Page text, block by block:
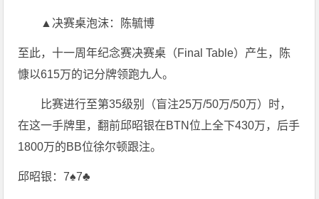
▲决赛桌泡沫：陈毓博
至此，十一周年纪念赛决赛桌（Final Table）产生，陈
慷以615万的记分牌领跑九人。
比赛进行至第35级别（盲注25万/50万/50万）时，
在这一手牌里，翻前邱昭银在BTN位上全下430万，后手
1800万的BB位徐尔顿跟注。
邱昭银：7♠7♣